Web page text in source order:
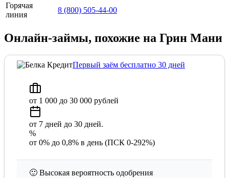
Горячая
линия
8 (800) 505-44-00
Онлайн-займы, похожие на Грин Мани
Первый заём бесплатно 30 дней
от 1 000 до 30 000 рублей
от 7 дней до 30 дней.
%
от 0% до 0,8% в день (ПСК 0-292%)
🙂 Высокая вероятность одобрения